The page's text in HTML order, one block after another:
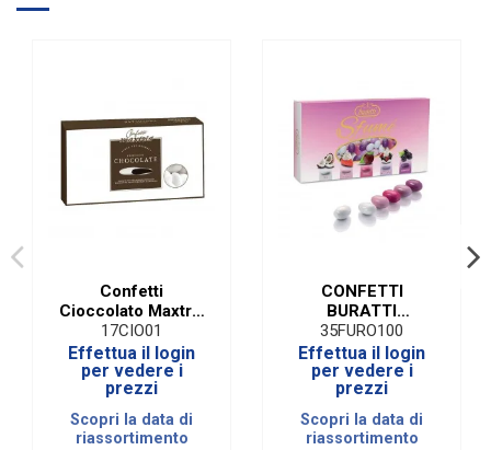
Confetti
Cioccolato Maxtris
Bianco
17CIO01
Effettua il login
per vedere i
prezzi
Scopri la data di
riassortimento
CONFETTI
BURATTI
TENEREZZE
SFUME' ROSA |
CIOCOMANDORLA
SFUMATO 1 KG
35FURO100
Effettua il login
per vedere i
prezzi
Scopri la data di
riassortimento